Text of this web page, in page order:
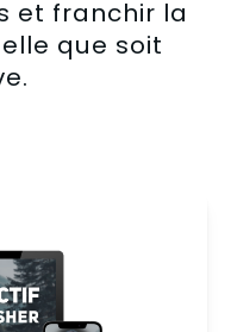
et franchir la
que soit